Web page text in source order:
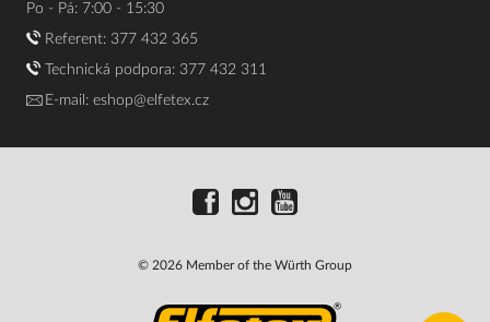
Po - Pá: 7:00 - 15:30
Referent: 377 432 365
Technická podpora: 377 432 311
E-mail: eshop@elfetex.cz
© 2026 Member of the Würth Group